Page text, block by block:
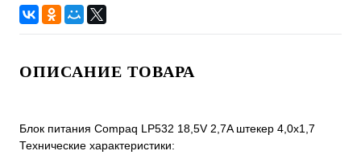
ОПИСАНИЕ ТОВАРА
Блок питания Compaq LP532 18,5V 2,7A штекер 4,0х1,7
Технические характеристики: